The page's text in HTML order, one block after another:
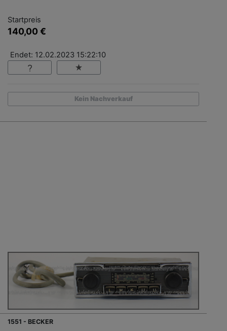
Startpreis
140,00 €
Endet: 12.02.2023 15:22:10
Kein Nachverkauf
1551 - BECKER